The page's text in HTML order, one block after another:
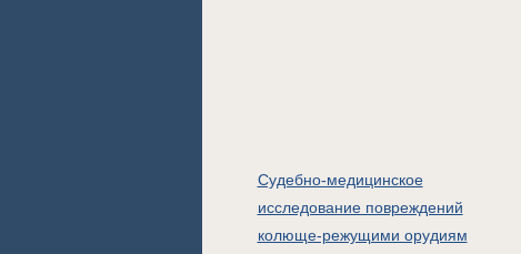
Судебно-медицинское
исследование повреждений
колюще-режущими орудиям